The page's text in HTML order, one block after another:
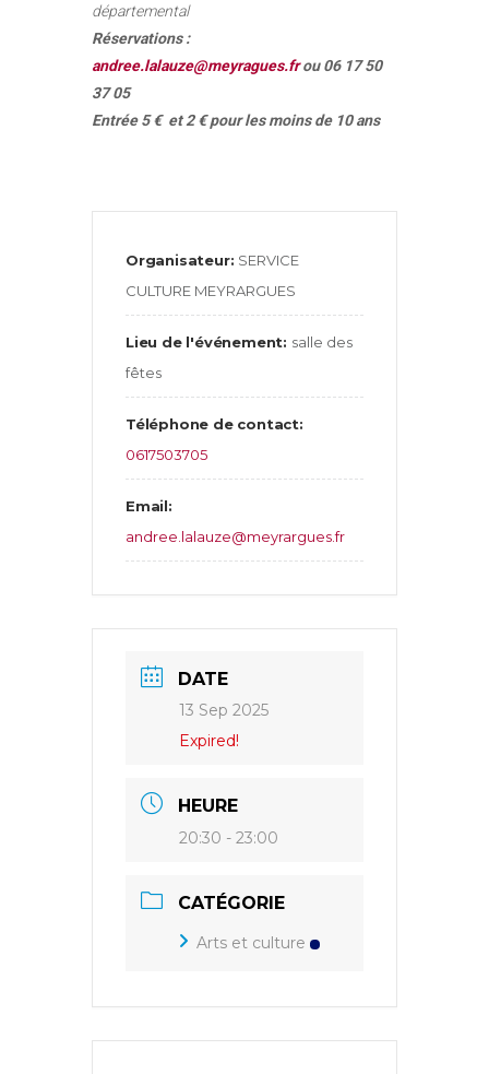
départemental
Réservations :
andree.lalauze@meyragues.frou 06 17 50
37 05
Entrée 5 € et 2 € pour les moins de 10 ans
Organisateur: SERVICE
CULTURE MEYRARGUES
Lieu de l'événement: salle des
fêtes
Téléphone de contact:
0617503705
Email:
andree.lalauze@meyrargues.fr
DATE
13 Sep 2025
Expired!
HEURE
20:30 - 23:00
CATÉGORIE
Arts et culture